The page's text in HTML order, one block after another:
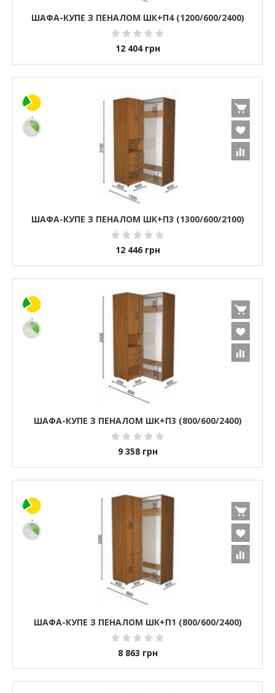
ШАФА-КУПЕ З ПЕНАЛОМ ШК+П4 (1200/600/2400)
12 404 грн
ШАФА-КУПЕ З ПЕНАЛОМ ШК+П3 (1300/600/2100)
12 446 грн
ШАФА-КУПЕ З ПЕНАЛОМ ШК+П3 (800/600/2400)
9 358 грн
ШАФА-КУПЕ З ПЕНАЛОМ ШК+П1 (800/600/2400)
8 863 грн